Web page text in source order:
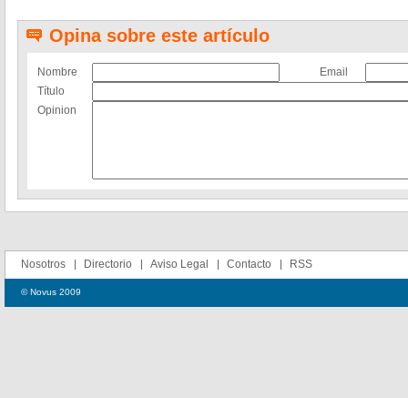
Opina sobre este artículo
Nombre
Email
Título
Opinion
Nosotros Directorio Aviso Legal Contacto RSS
© Novus 2009